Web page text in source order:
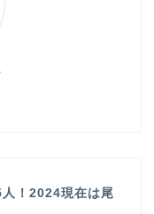
！2024現在は尾